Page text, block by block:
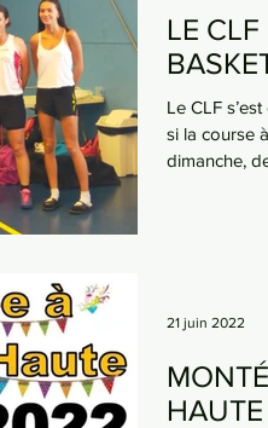
LE
Le CLF
si la course
dimanche,
HAUTE
21 juin 2022